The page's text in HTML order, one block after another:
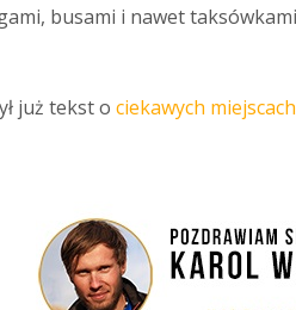
busami i nawet
już tekst o ciekawych